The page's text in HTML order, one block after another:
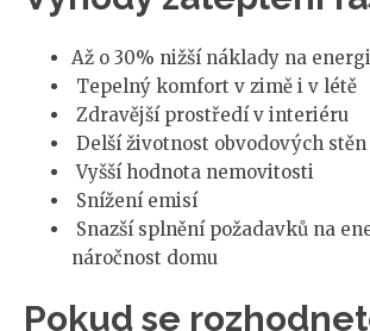
Až o 30% nižší náklady na
Tepelný komfort v zimě i v létě
Zdravější prostředí v interiéru
Delší životnost obvodových stěn
Vyšší hodnota nemovitosti
Snížení emisí
Snazší splnění požadavků na
náročnost domu
Pokud se